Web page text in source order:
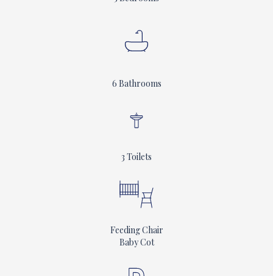
6 Bathrooms
3 Toilets
Feeding Chair
Baby Cot